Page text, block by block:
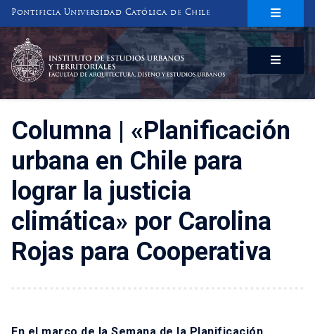
Pontificia Universidad Católica de Chile
INSTITUTO DE ESTUDIOS URBANOS
Y TERRITORIALES
FACULTAD DE ARQUITECTURA, DISEÑO Y ESTUDIOS URBANOS
Columna | «Planificación
urbana en Chile para
lograr la justicia
climática» por Carolina
Rojas para Cooperativa